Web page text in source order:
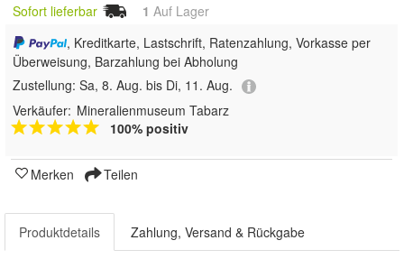
Sofort lieferbar 1 Auf Lager
, Kreditkarte, Lastschrift, Ratenzahlung, Vorkasse per
Überweisung, Barzahlung bei Abholung
Zustellung: Sa, 8. Aug. bis Di, 11. Aug.
Verkäufer: Mineralienmuseum Tabarz
100% positiv
Merken Teilen
Produktdetails Zahlung, Versand & Rückgabe